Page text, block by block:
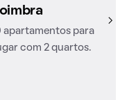
apartamentos para
com 2 quartos.